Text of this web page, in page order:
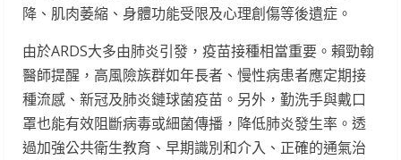
降、肌肉萎縮、身體功能受限及心理創傷等後遺症。
由於ARDS大多由肺炎引發，疫苗接種相當重要。賴勁翰
醫師提醒，高風險族群如年長者、慢性病患者應定期接
種流感、新冠及肺炎鏈球菌疫苗。另外，勤洗手與戴口
罩也能有效阻斷病毒或細菌傳播，降低肺炎發生率。透
過加強公共衛生教育、早期識別和介入、正確的通氣治